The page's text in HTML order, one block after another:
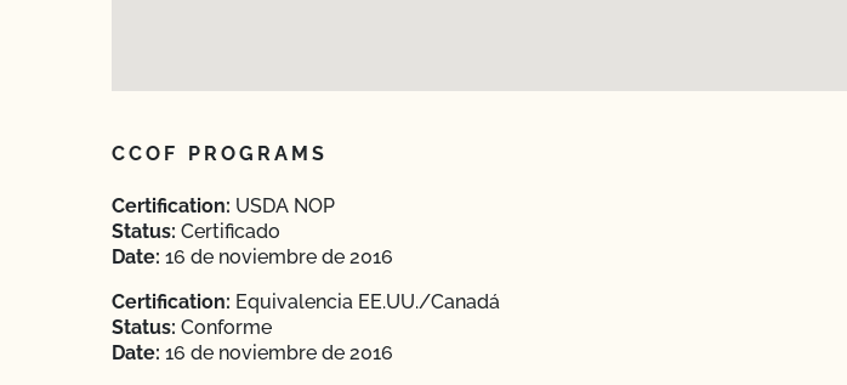
CCOF PROGRAMS
Certification: USDA NOP
Status: Certificado
Date: 16 de noviembre de 2016
Certification: Equivalencia EE.UU./Canadá
Status: Conforme
Date: 16 de noviembre de 2016